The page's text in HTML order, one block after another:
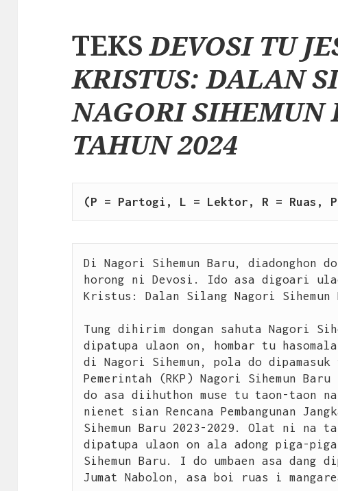
TEKSDEVOSI TU
KRISTUS:DALAN
NAGORI SIHEMUN
TAHUN 2024
(P = Partogi, L = Lektor, R = Ruas,
Di Nagori Sihemun Baru, diadonghon
horong ni Devosi. Ido asa digoari
Kristus: Dalan Silang Nagori Sihemun
Tung dihirim dongan sahuta Nagori
dipatupa ulaon on, hombar tu
di Nagori Sihemun, pola do dipamasuk
Pemerintah (RKP) Nagori Sihemun
do asa diihuthon muse tu taon-taon
nienet sian Rencana Pembangunan
Sihemun Baru 2023-2029. Olat ni na
dipatupa ulaon on ala adong piga-
Sihemun Baru. I do umbaen asa dang
Jumat Nabolon, asa boi ruas i